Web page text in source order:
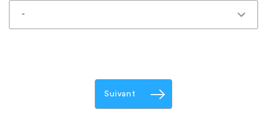
Suivant